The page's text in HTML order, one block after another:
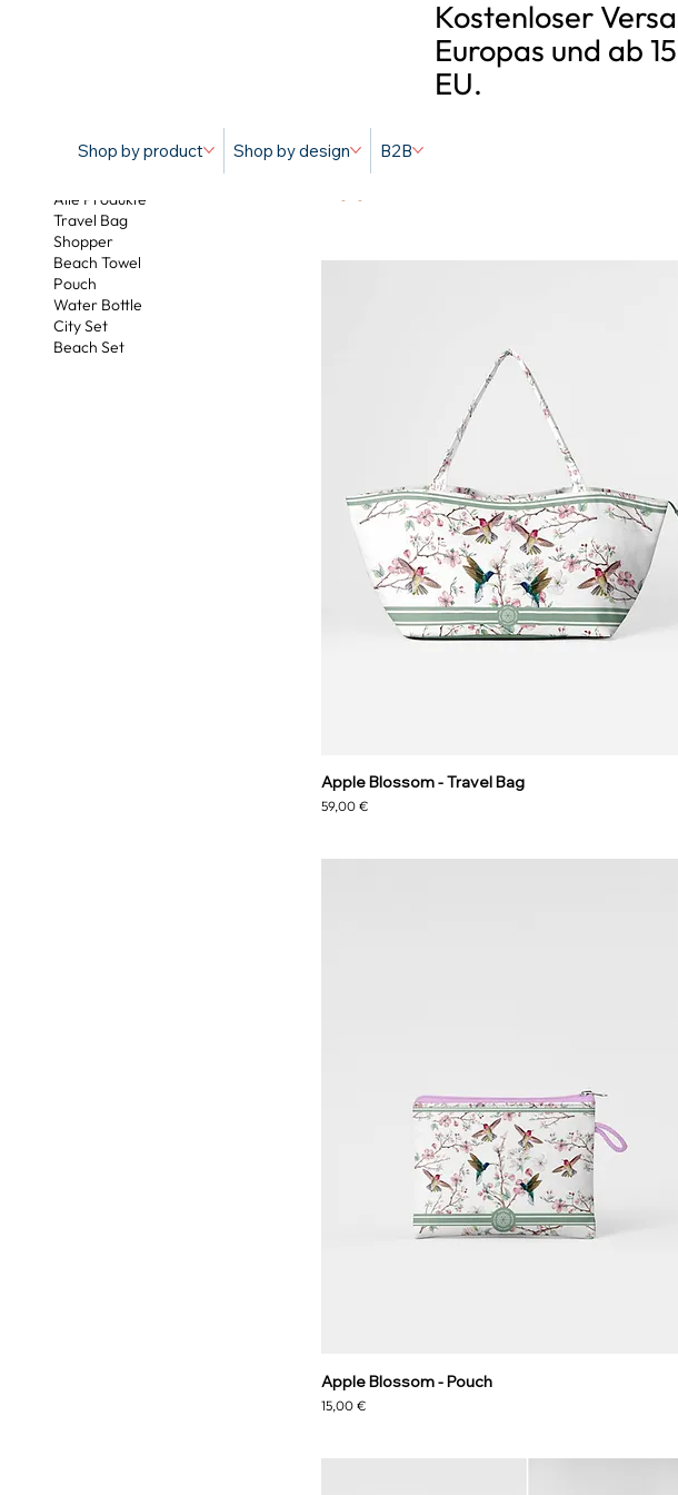
Shop by product Shop by design B2B
Kostenloser
Europas und ab
EU.
Alle Produkte
Travel Bag
Shopper
Beach Towel
Pouch
Water Bottle
City Set
Beach Set
Apple Blossom
Apple Blossom - Travel Bag
Preis
59,00 €
Apple Blossom - Pouch
Preis
15,00 €